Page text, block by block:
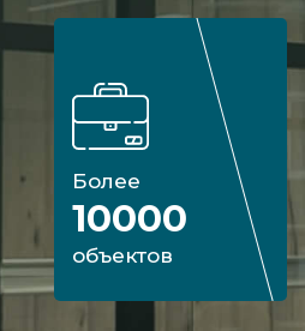
Более
10000
объектов